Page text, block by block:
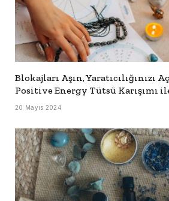
Blokajları Aşın, Yaratıcılığınızı
Positive Energy Tütsü Karışımı
20 Mayıs 2024